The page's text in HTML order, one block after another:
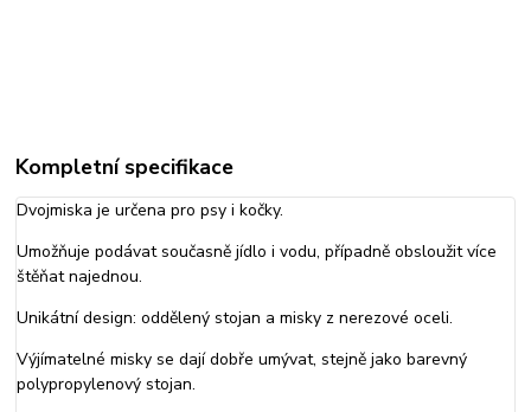
Kompletní specifikace
Dvojmiska je určena pro psy i kočky.
Umožňuje podávat současně jídlo i vodu, případně obsloužit více
štěňat najednou.
Unikátní design: oddělený stojan a misky z nerezové oceli.
Výjímatelné misky se dají dobře umývat, stejně jako barevný
polypropylenový stojan.